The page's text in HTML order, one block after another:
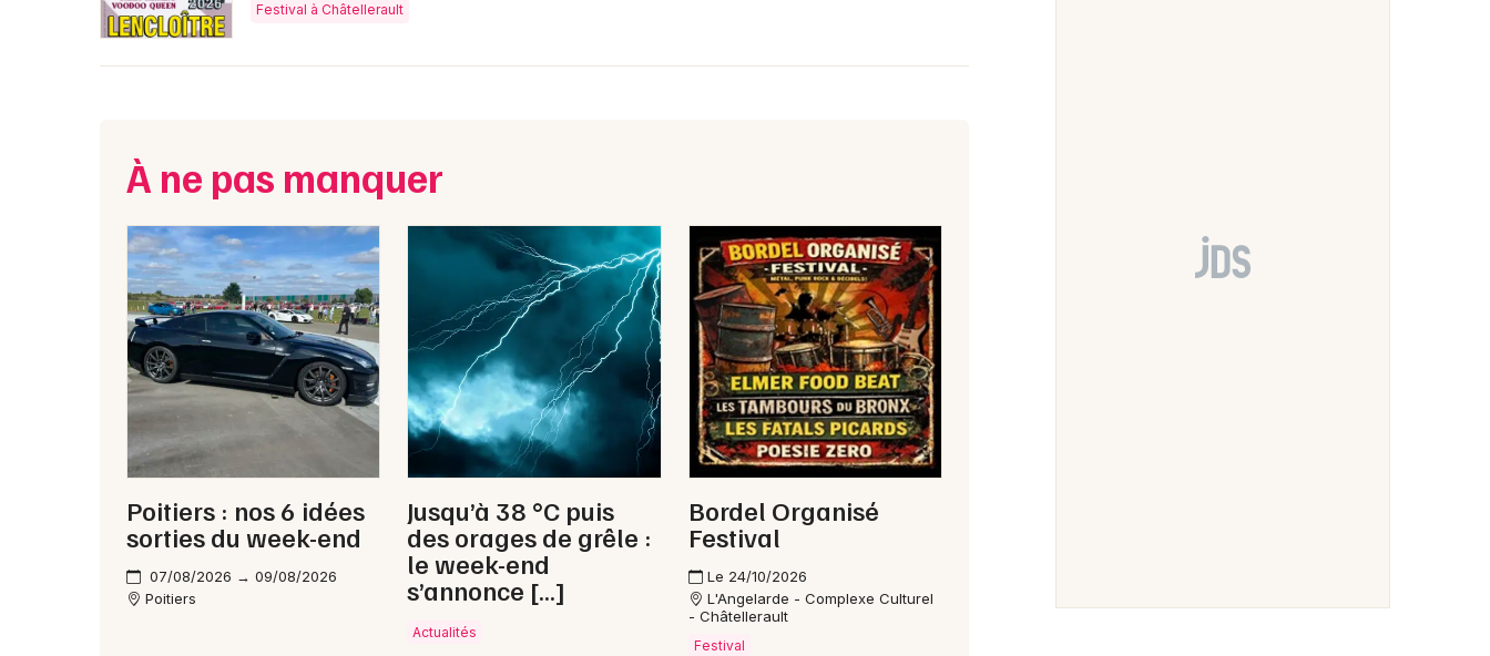
Festival à Châtellerault
À ne pas manquer
Poitiers : nos 6 idées
sorties du week-end
07/08/2026 → 09/08/2026
Poitiers
Jusqu’à 38 °C puis
des orages de grêle :
le week-end
s’annonce […]
Actualités
Bordel Organisé
Festival
Le 24/10/2026
L'Angelarde - Complexe Culturel
- Châtellerault
Festival